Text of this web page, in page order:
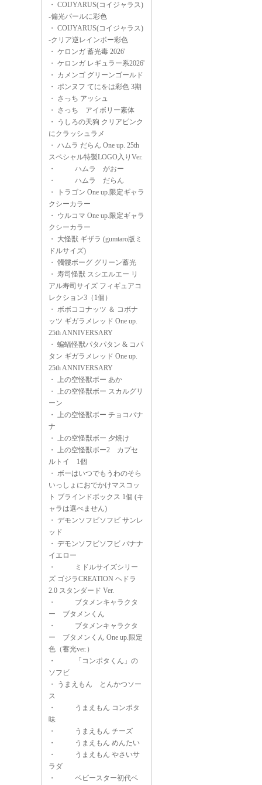
・ COIJYARUS(コイジャラス)
-偏光パールに彩色
・ COIJYARUS(コイジャラス)
-クリア逆レインボー彩色
・ ケロンガ 蓄光毒 2026'
・ ケロンガ レギュラー系2026'
・ カメンゴ グリーンゴールド
・ ポンヌフ てにをは彩色 3期
・ さっち アッシュ
・ さっち アイボリー素体
・
うしろの天狗 クリアピンク
にクラッシュラメ
・ ハムラ だらん One up. 25th
スペシャル特製LOGO入りVer.
・
ハムラ がおー
・
ハムラ だらん
・
トラゴン One up.限定ギャラ
クシーカラー
・ ウルコマ One up.限定ギャラ
クシーカラー
・ 大怪獣 ギザラ (gumtaro版ミ
ドルサイズ)
・ 髑髏ボーグ グリーン蓄光
・ 寿司怪獣 スシエルエー リ
アル寿司サイズ フィギュアコ
レクション3（1個）
・ ボボココナッツ ＆ コボナ
ッツ ギガラメレッド One up.
25th ANNIVERSARY
・ 蝙蝠怪獣パタパタン & コパ
タン ギガラメレッド One up.
25th ANNIVERSARY
・ 上の空怪獣ボー あか
・ 上の空怪獣ボー スカルグリ
ーン
・ 上の空怪獣ボー チョコバナ
ナ
・ 上の空怪獣ボー 夕焼け
・ 上の空怪獣ボー2 カプセ
ルトイ 1個
・ ボーはいつでもうわのそら
いっしょにおでかけマスコッ
ト ブラインドボックス 1個 (キ
ャラは選べません)
・ デモンソフビソフビ サンレ
ッド
・ デモンソフビソフビ バナナ
イエロー
・
ミドルサイズシリー
ズ ゴジラCREATION ヘドラ
2.0 スタンダード Ver.
・
ブタメンキャラクタ
ー ブタメンくん
・
ブタメンキャラクタ
ー ブタメンくん One up.限定
色（蓄光ver.）
・
「コンポタくん」の
ソフビ
・
うまえもん とんかつソー
ス
・
うまえもん コンポタ
味
・
うまえもん チーズ
・
うまえもん めんたい
・
うまえもん やさいサ
ラダ
・
ベビースター初代ベ